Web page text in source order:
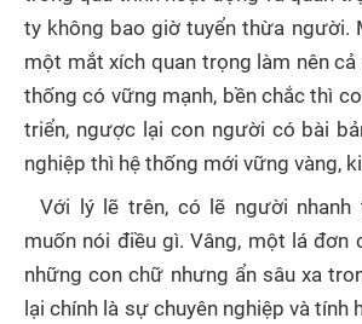
ty không bao giờ tuyển thừa người.
một mắt xích quan trọng làm nên
thống có vững mạnh, bền chắc thì
triển, ngược lại con người có bài
nghiệp thì hệ thống mới vững vàng,
Với lý lẽ trên, có lẽ người
muốn nói điều gì. Vâng, một lá đơn
những con chữ nhưng ẩn sâu xa
lại chính là sự chuyên nghiệp và tính